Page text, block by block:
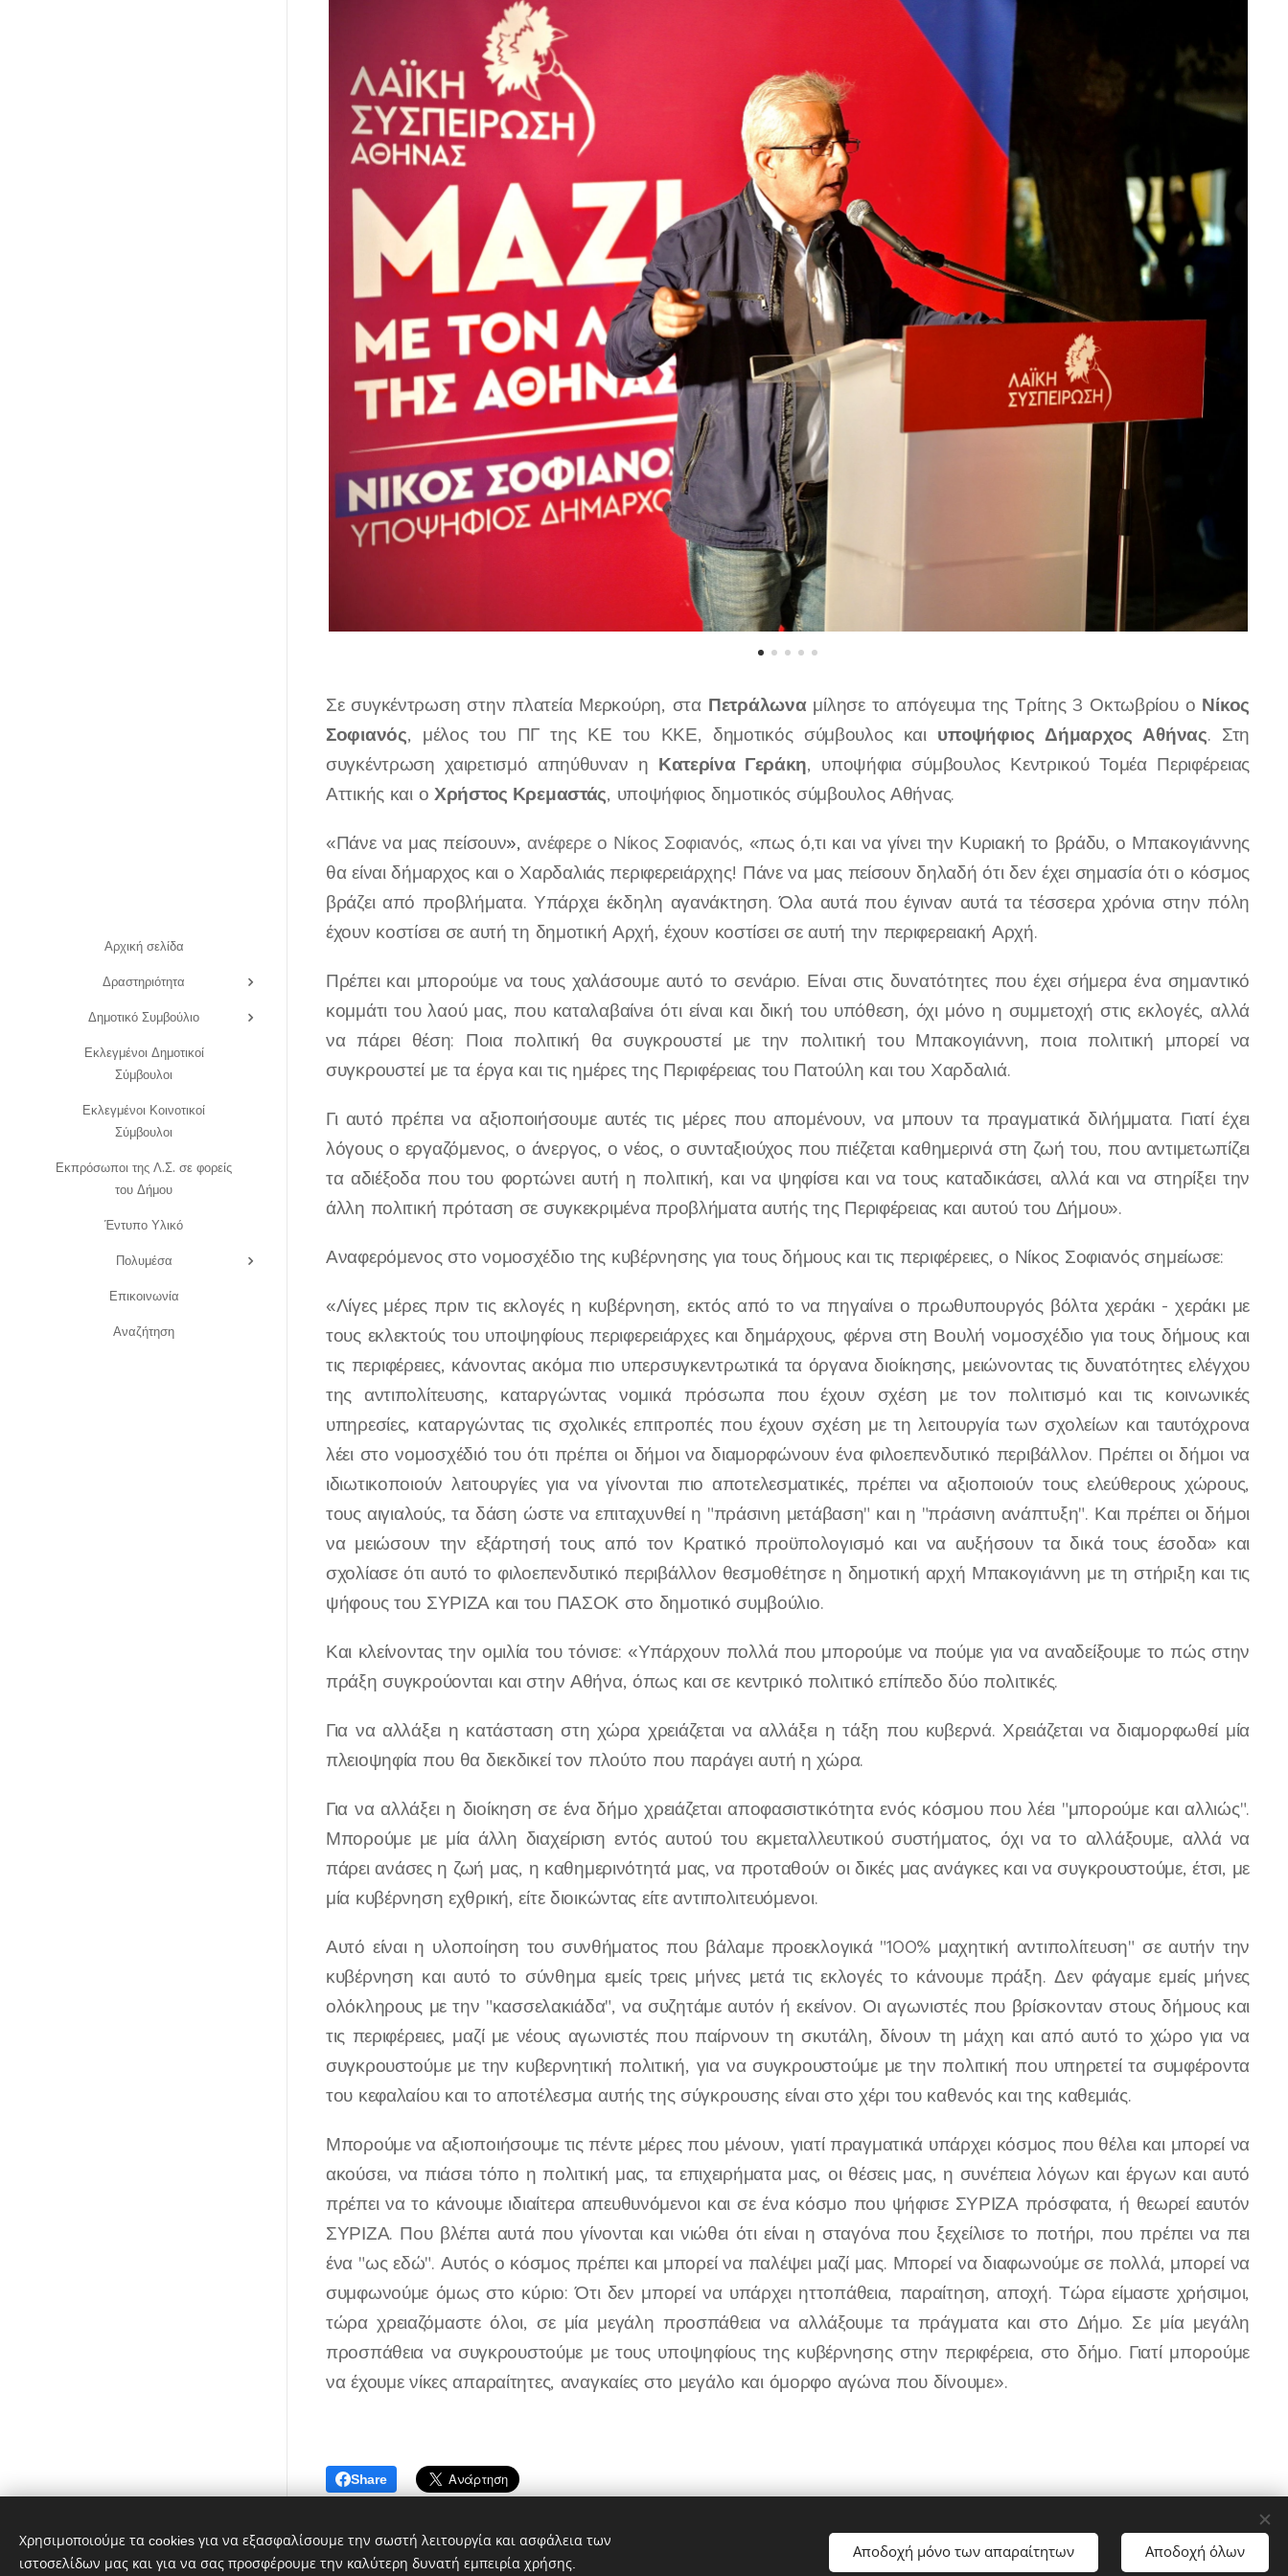
Αρχική σελίδα
Δραστηριότητα
Δημοτικό Συμβούλιο
Εκλεγμένοι Δημοτικοί
Σύμβουλοι
Εκλεγμένοι Κοινοτικοί
Σύμβουλοι
Εκπρόσωποι της Λ.Σ. σε φορείς
του Δήμου
Έντυπο Υλικό
Πολυμέσα
Επικοινωνία
Αναζήτηση
Σε συγκέντρωση στην πλατεία Μερκούρη, στα Πετράλωναμίλησε το απόγευμα της Τρίτης 3 Οκτωβρίου ο Νίκος
Σοφιανός, μέλος του ΠΓ της ΚΕ του ΚΚΕ, δημοτικός σύμβουλος και υποψήφιος Δήμαρχος Αθήνας. Στη
συγκέντρωση χαιρετισμό απηύθυναν η Κατερίνα Γεράκη, υποψήφια σύμβουλος Κεντρικού Τομέα Περιφέρειας
Αττικής και οΧρήστος Κρεμαστάς, υποψήφιος δημοτικός σύμβουλος Αθήνας.
«Πάνε να μας πείσουν»,ανέφερε ο Νίκος Σοφιανός, «πως ό,τι και να γίνει την Κυριακή το βράδυ, ο Μπακογιάννης
θα είναι δήμαρχος και ο Χαρδαλιάς περιφερειάρχης! Πάνε να μας πείσουν δηλαδή ότι δεν έχει σημασία ότι ο κόσμος
βράζει από προβλήματα. Υπάρχει έκδηλη αγανάκτηση. Όλα αυτά που έγιναν αυτά τα τέσσερα χρόνια στην πόλη
έχουν κοστίσει σε αυτή τη δημοτική Αρχή, έχουν κοστίσει σε αυτή την περιφερειακή Αρχή.
Πρέπει και μπορούμε να τους χαλάσουμε αυτό το σενάριο. Είναι στις δυνατότητες που έχει σήμερα ένα σημαντικό
κομμάτι του λαού μας, που καταλαβαίνει ότι είναι και δική του υπόθεση, όχι μόνο η συμμετοχή στις εκλογές, αλλά
να πάρει θέση: Ποια πολιτική θα συγκρουστεί με την πολιτική του Μπακογιάννη, ποια πολιτική μπορεί να
συγκρουστεί με τα έργα και τις ημέρες της Περιφέρειας του Πατούλη και του Χαρδαλιά.
Γι αυτό πρέπει να αξιοποιήσουμε αυτές τις μέρες που απομένουν, να μπουν τα πραγματικά διλήμματα. Γιατί έχει
λόγους ο εργαζόμενος, ο άνεργος, ο νέος, ο συνταξιούχος που πιέζεται καθημερινά στη ζωή του, που αντιμετωπίζει
τα αδιέξοδα που του φορτώνει αυτή η πολιτική, και να ψηφίσει και να τους καταδικάσει, αλλά και να στηρίξει την
άλλη πολιτική πρόταση σε συγκεκριμένα προβλήματα αυτής της Περιφέρειας και αυτού του Δήμου».
Αναφερόμενος στο νομοσχέδιο της κυβέρνησης για τους δήμους και τις περιφέρειες, ο Νίκος Σοφιανός σημείωσε:
«Λίγες μέρες πριν τις εκλογές η κυβέρνηση, εκτός από το να πηγαίνει ο πρωθυπουργός βόλτα χεράκι - χεράκι με
τους εκλεκτούς του υποψηφίους περιφερειάρχες και δημάρχους, φέρνει στη Βουλή νομοσχέδιο για τους δήμους και
τις περιφέρειες, κάνοντας ακόμα πιο υπερσυγκεντρωτικά τα όργανα διοίκησης, μειώνοντας τις δυνατότητες ελέγχου
της αντιπολίτευσης, καταργώντας νομικά πρόσωπα που έχουν σχέση με τον πολιτισμό και τις κοινωνικές
υπηρεσίες, καταργώντας τις σχολικές επιτροπές που έχουν σχέση με τη λειτουργία των σχολείων και ταυτόχρονα
λέει στο νομοσχέδιό του ότι πρέπει οι δήμοι να διαμορφώνουν ένα φιλοεπενδυτικό περιβάλλον. Πρέπει οι δήμοι να
ιδιωτικοποιούν λειτουργίες για να γίνονται πιο αποτελεσματικές, πρέπει να αξιοποιούν τους ελεύθερους χώρους,
τους αιγιαλούς, τα δάση ώστε να επιταχυνθεί η "πράσινη μετάβαση" και η "πράσινη ανάπτυξη". Και πρέπει οι δήμοι
να μειώσουν την εξάρτησή τους από τον Κρατικό προϋπολογισμό και να αυξήσουν τα δικά τους έσοδα» και
σχολίασε ότι αυτό το φιλοεπενδυτικό περιβάλλον θεσμοθέτησε η δημοτική αρχή Μπακογιάννη με τη στήριξη και τις
ψήφους του ΣΥΡΙΖΑ και του ΠΑΣΟΚ στο δημοτικό συμβούλιο.
Και κλείνοντας την ομιλία του τόνισε: «Υπάρχουν πολλά που μπορούμε να πούμε για να αναδείξουμε το πώς στην
πράξη συγκρούονται και στην Αθήνα, όπως και σε κεντρικό πολιτικό επίπεδο δύο πολιτικές.
Για να αλλάξει η κατάσταση στη χώρα χρειάζεται να αλλάξει η τάξη που κυβερνά. Χρειάζεται να διαμορφωθεί μία
πλειοψηφία που θα διεκδικεί τον πλούτο που παράγει αυτή η χώρα.
Για να αλλάξει η διοίκηση σε ένα δήμο χρειάζεται αποφασιστικότητα ενός κόσμου που λέει "μπορούμε και αλλιώς".
Μπορούμε με μία άλλη διαχείριση εντός αυτού του εκμεταλλευτικού συστήματος, όχι να το αλλάξουμε, αλλά να
πάρει ανάσες η ζωή μας, η καθημερινότητά μας, να προταθούν οι δικές μας ανάγκες και να συγκρουστούμε, έτσι, με
μία κυβέρνηση εχθρική, είτε διοικώντας είτε αντιπολιτευόμενοι.
Αυτό είναι η υλοποίηση του συνθήματος που βάλαμε προεκλογικά "100% μαχητική αντιπολίτευση" σε αυτήν την
κυβέρνηση και αυτό το σύνθημα εμείς τρεις μήνες μετά τις εκλογές το κάνουμε πράξη. Δεν φάγαμε εμείς μήνες
ολόκληρους με την "κασσελακιάδα", να συζητάμε αυτόν ή εκείνον. Οι αγωνιστές που βρίσκονταν στους δήμους και
τις περιφέρειες, μαζί με νέους αγωνιστές που παίρνουν τη σκυτάλη, δίνουν τη μάχη και από αυτό το χώρο για να
συγκρουστούμε με την κυβερνητική πολιτική, για να συγκρουστούμε με την πολιτική που υπηρετεί τα συμφέροντα
του κεφαλαίου και το αποτέλεσμα αυτής της σύγκρουσης είναι στο χέρι του καθενός και της καθεμιάς.
Μπορούμε να αξιοποιήσουμε τις πέντε μέρες που μένουν, γιατί πραγματικά υπάρχει κόσμος που θέλει και μπορεί να
ακούσει, να πιάσει τόπο η πολιτική μας, τα επιχειρήματα μας, οι θέσεις μας, η συνέπεια λόγων και έργων και αυτό
πρέπει να το κάνουμε ιδιαίτερα απευθυνόμενοι και σε ένα κόσμο που ψήφισε ΣΥΡΙΖΑ πρόσφατα, ή θεωρεί εαυτόν
ΣΥΡΙΖΑ. Που βλέπει αυτά που γίνονται και νιώθει ότι είναι η σταγόνα που ξεχείλισε το ποτήρι, που πρέπει να πει
ένα "ως εδώ". Αυτός ο κόσμος πρέπει και μπορεί να παλέψει μαζί μας. Μπορεί να διαφωνούμε σε πολλά, μπορεί να
συμφωνούμε όμως στο κύριο: Ότι δεν μπορεί να υπάρχει ηττοπάθεια, παραίτηση, αποχή. Τώρα είμαστε χρήσιμοι,
τώρα χρειαζόμαστε όλοι, σε μία μεγάλη προσπάθεια να αλλάξουμε τα πράγματα και στο Δήμο. Σε μία μεγάλη
προσπάθεια να συγκρουστούμε με τους υποψηφίους της κυβέρνησης στην περιφέρεια, στο δήμο. Γιατί μπορούμε
να έχουμε νίκες απαραίτητες, αναγκαίες στο μεγάλο και όμορφο αγώνα που δίνουμε».
Share
2019-2026
Χρησιμοποιούμε τα cookies για να εξασφαλίσουμε την σωστή λειτουργία και ασφάλεια των
ιστοσελίδων μας και για να σας προσφέρουμε την καλύτερη δυνατή εμπειρία χρήσης.
Αποδοχή μόνο των απαραίτητων Αποδοχή όλων